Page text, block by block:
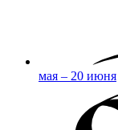
мая – 20 июня